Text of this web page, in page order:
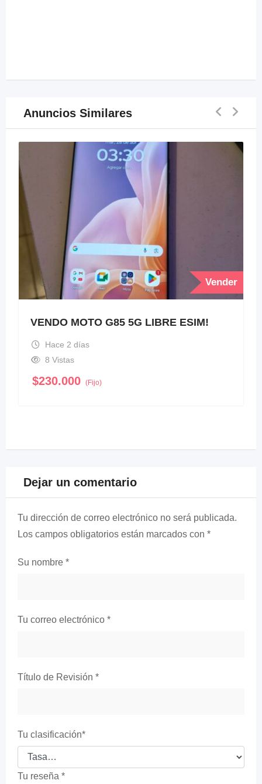
Anuncios Similares
Vender
VENDO MOTO G85 5G LIBRE ESIM!
Hace 2 días
8 Vistas
$230.000 (Fijo)
Dejar un comentario
Tu dirección de correo electrónico no será publicada.
Los campos obligatorios están marcados con *
Su nombre *
Tu correo electrónico *
Título de Revisión *
Tu clasificación*
Tu reseña *